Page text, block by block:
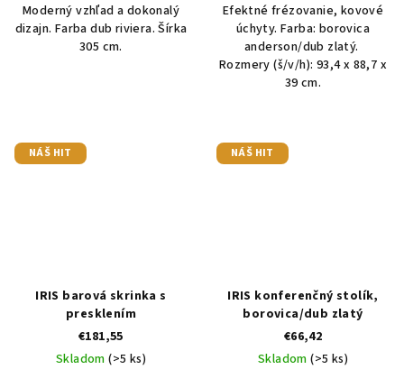
Moderný vzhľad a dokonalý
dizajn. Farba dub riviera. Šírka
305 cm.
Efektné frézovanie, kovové
úchyty. Farba: borovica
anderson/dub zlatý.
Rozmery (š/v/h): 93,4 x 88,7 x
39 cm.
NÁŠ HIT
IRIS barová skrinka s
presklením
€181,55
Skladom(>5 ks)
NÁŠ HIT
IRIS konferenčný stolík,
borovica/dub zlatý
€66,42
Skladom(>5 ks)